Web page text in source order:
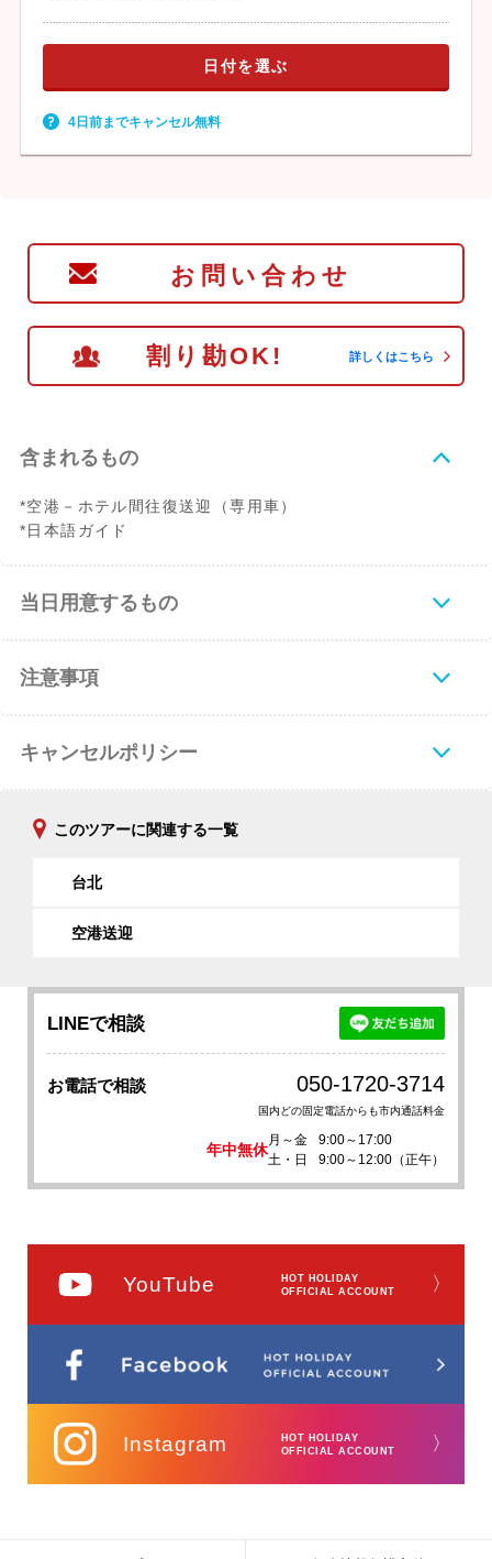
日付を選ぶ
4日前までキャンセル無料
お問い合わせ
割り勘OK! 詳しくはこちら
含まれるもの
*空港－ホテル間往復送迎（専用車）
*日本語ガイド
当日用意するもの
注意事項
キャンセルポリシー
このツアーに関連する一覧
台北
空港送迎
LINEで相談
お電話で相談 050-1720-3714
国内どの固定電話からも市内通話料金
年中無休
月～金
9:00～17:00
土・日
9:00～12:00（正午）
YouTube
HOT HOLIDAY
OFFICIAL ACCOUNT
〉
Instagram
HOT HOLIDAY
OFFICIAL ACCOUNT
〉